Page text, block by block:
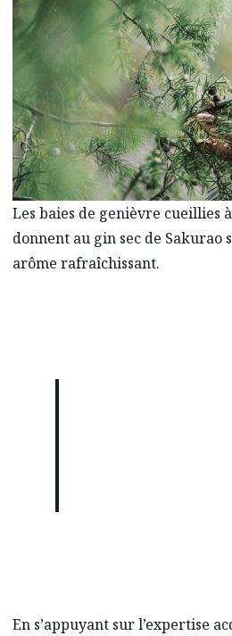
Les baies de genièvre cueillies
donnent au gin sec de Sakurao
arôme rafraîchissant.
En s’appuyant sur l’expertise